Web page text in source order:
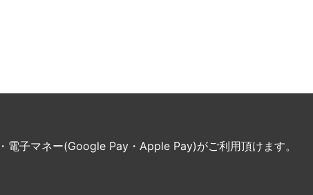
電子マネー(Google Pay・Apple Pay)がご利用頂けます。